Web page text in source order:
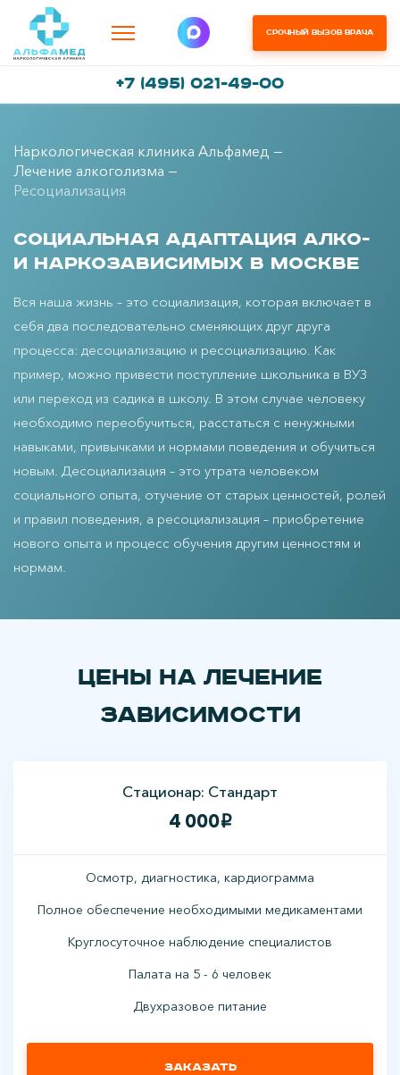
Срочный вызов врача
+7 (495) 021-49-00
Наркологическая клиника Альфамед
Лечение алкоголизма
Ресоциализация
Социальная адаптация алко-
и наркозависимых в Москве
Вся наша жизнь – это социализация, которая включает в
себя два последовательно сменяющих друг друга
процесса: десоциализацию и ресоциализацию. Как
пример, можно привести поступление школьника в ВУЗ
или переход из садика в школу. В этом случае человеку
необходимо переобучиться, расстаться с ненужными
навыками, привычками и нормами поведения и обучиться
новым. Десоциализация – это утрата человеком
социального опыта, отучение от старых ценностей, ролей
и правил поведения, а ресоциализация – приобретение
нового опыта и процесс обучения другим ценностям и
нормам.
Цены на лечение
зависимости
Стационар: Стандарт
4 000i
Осмотр, диагностика, кардиограмма
Полное обеспечение необходимыми медикаментами
Круглосуточное наблюдение специалистов
Палата на 5 - 6 человек
Двухразовое питание
Заказать